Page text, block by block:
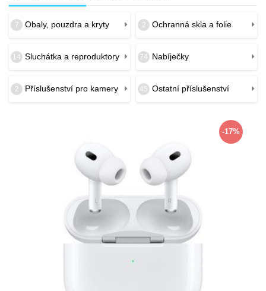
7 Obaly, pouzdra a kryty 2 Ochranná skla a folie
14 Sluchátka a reproduktory 74 Nabíječky
2 Příslušenství pro kamery 45 Ostatní příslušenství
-17%